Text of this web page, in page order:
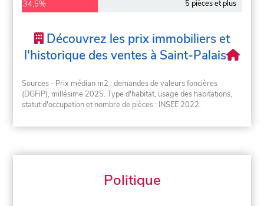
34,5% 5 pièces et plus
Découvrez les prix immobiliers et
l'historique des ventes à Saint-Palais
Sources - Prix médian m2 : demandes de valeurs foncières
(DGFiP), millésime 2025. Type d'habitat, usage des habitations,
statut d'occupation et nombre de pièces : INSEE 2022.
Politique